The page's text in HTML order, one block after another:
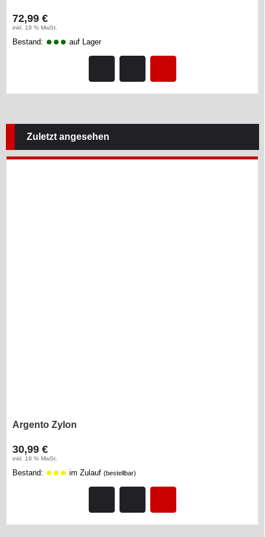
72,99 €
inkl. 19 % MwSt.
Bestand: auf Lager
Zuletzt angesehen
Argento Zylon
30,99 €
inkl. 19 % MwSt.
Bestand: im Zulauf (bestellbar)